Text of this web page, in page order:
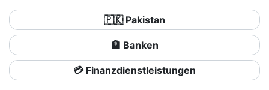
🇵🇰 Pakistan
🏦 Banken
💳 Finanzdienstleistungen